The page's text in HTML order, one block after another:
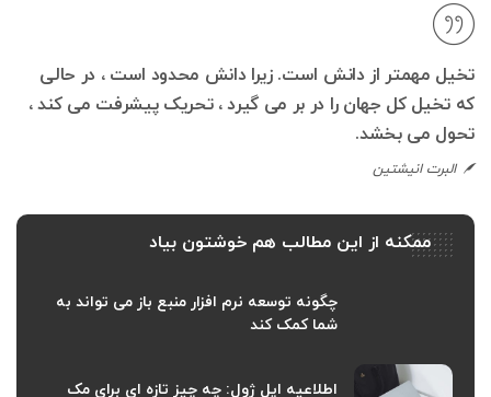
تخیل مهمتر از دانش است. زیرا دانش محدود است ، در حالی
که تخیل کل جهان را در بر می گیرد ، تحریک پیشرفت می کند ،
تحول می بخشد.
البرت انیشتین
ممکنه از این مطالب هم خوشتون بیاد
چگونه توسعه نرم افزار منبع باز می تواند به
شما کمک کند
اطلاعیه اپل ژول: چه چیز تازه ای برای مک